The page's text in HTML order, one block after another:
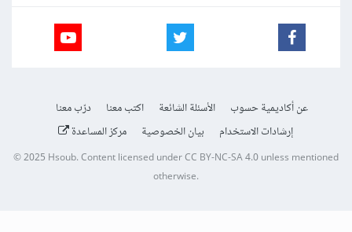
عن أكاديمية حسوب الأسئلة الشائعة اكتب معنا
درّب معنا
إرشادات الاستخدام
بيان الخصوصية مركز المساعدة
© 2025Hsoub.Content licensed underCC BY-NC-SA 4.0unless mentioned
otherwise.